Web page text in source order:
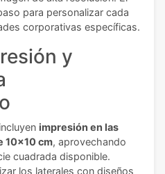
para personalizar cada
corporativas específicas.
y
impresión en las
10x10 cm, aprovechando
cuadrada disponible.
los laterales con diseños